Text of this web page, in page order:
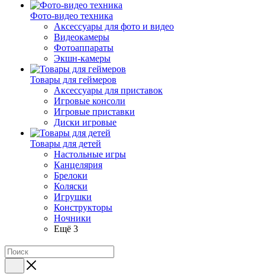
Фото-видео техника
Аксессуары для фото и видео
Видеокамеры
Фотоаппараты
Экшн-камеры
Товары для геймеров
Аксессуары для приставок
Игровые консоли
Игровые приставки
Диски игровые
Товары для детей
Настольные игры
Канцелярия
Брелоки
Коляски
Игрушки
Конструкторы
Ночники
Ещё 3